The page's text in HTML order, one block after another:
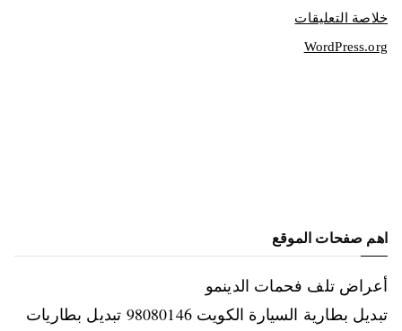
خلاصة التعليقات
WordPress.org
اهم صفحات الموقع
أعراض تلف فحمات الدينمو
تبديل بطارية السيارة الكويت 98080146‬ تبديل بطاريات